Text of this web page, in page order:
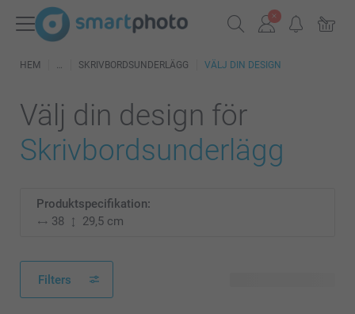
HEM SKRIVBORDSUNDERLÄGG VÄLJ DIN DESIGN
Välj din design för
Skrivbordsunderlägg
Produktspecifikation:
38
29,5 cm
Filters